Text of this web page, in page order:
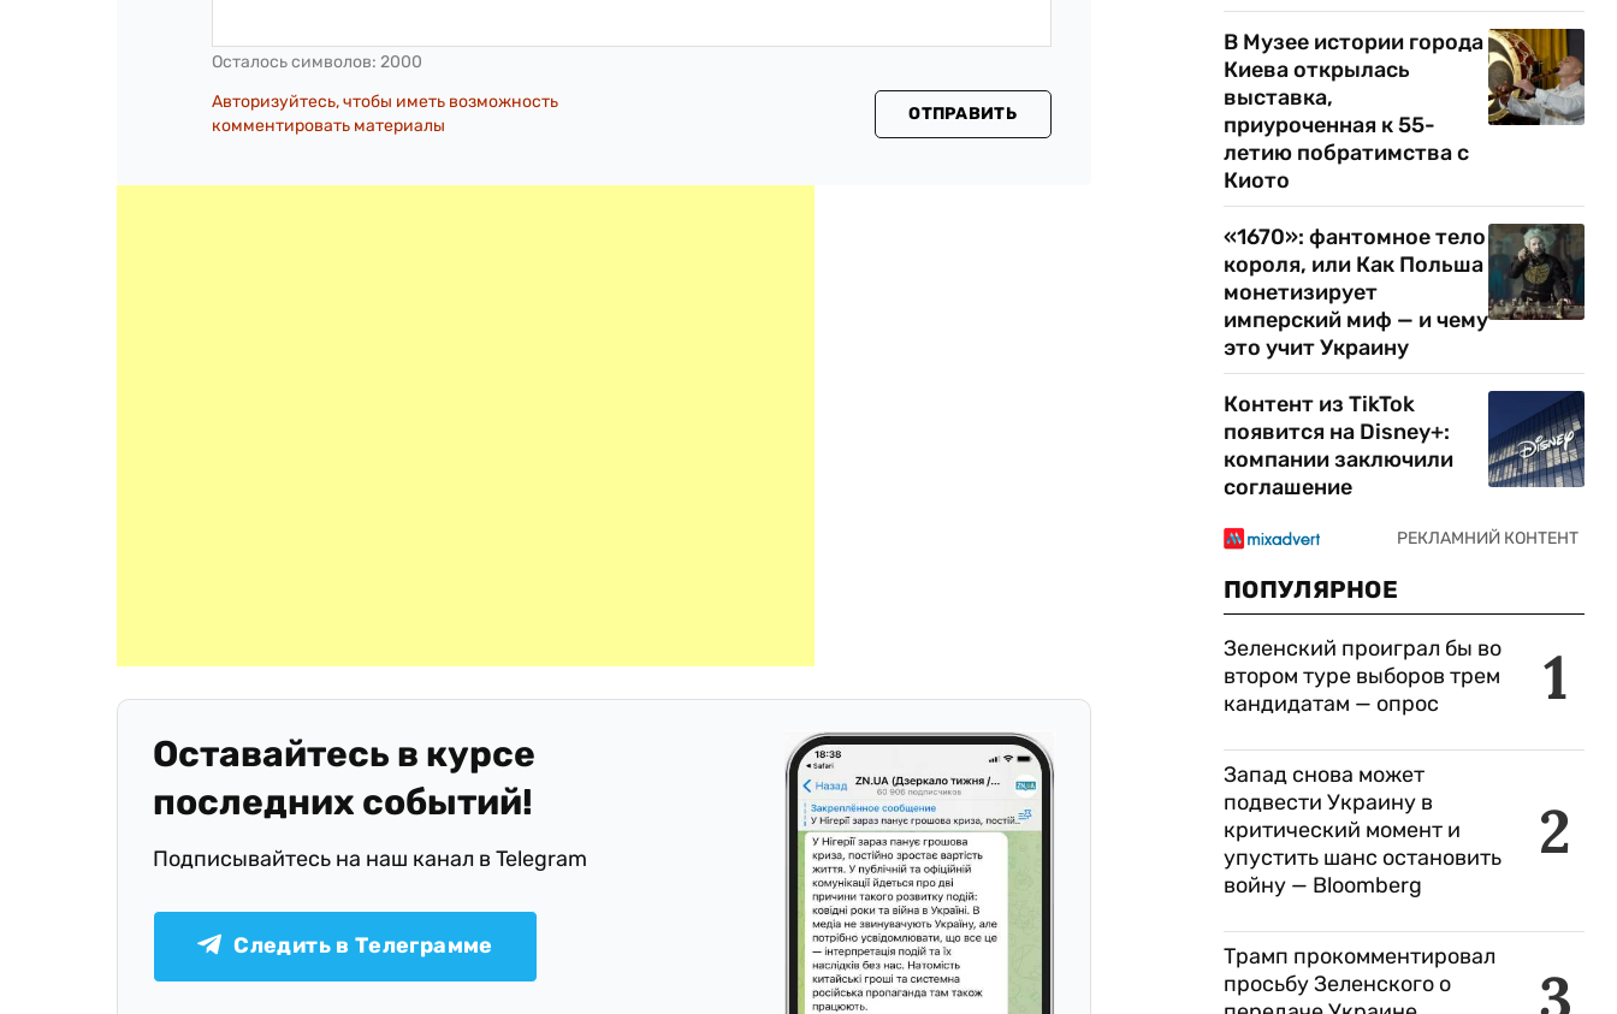
Осталось символов: 2000
Авторизуйтесь, чтобы иметь возможность
комментировать материалы
ОТПРАВИТЬ
Оставайтесь в курсе
последних событий!
Подписывайтесь на наш канал в Telegram
Следить в Телеграмме
В Музее истории города
Киева открылась
выставка,
приуроченная к 55-
летию побратимства с
Киото
«1670»: фантомное тело
короля, или Как Польша
монетизирует
имперский миф — и чему
это учит Украину
Контент из TikTok
появится на Disney+:
компании заключили
соглашение
ПОПУЛЯРНОЕ
1
Зеленский проиграл бы во
втором туре выборов трем
кандидатам — опрос
2
Запад снова может
подвести Украину в
критический момент и
упустить шанс остановить
войну — Bloomberg
3
Трамп прокомментировал
просьбу Зеленского о